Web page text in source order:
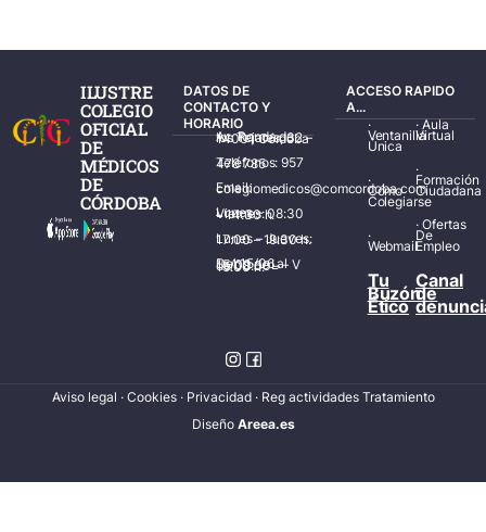
ILUSTRE
COLEGIO
OFICIAL
DE
MÉDICOS
DE
CÓRDOBA
DATOS DE
CONTACTO Y
HORARIO
Av. Ronda de los Tejares, 32 – 14001 Córdoba
Teléfonos: 957 478 785
Email: colegiomedicos@comcordoba.com
Lunes – Viernes: 08:30 – 14:30 h.
Lunes – Jueves: 17:00 – 19:30 h.
Del 15/06 al 15/09 de L – V de 08:00 – 15:00 h.
ACCESO RAPIDO
A...
·
Ventanilla
Única
·
Cómo
Colegiarse
·
Webmail
·Aula
Virtual
·
Formación
Ciudadana
·Ofertas
De
Empleo
Tu
Buzón
Ético
Canal
de
Aviso legal · Cookies· Privacidad · Reg actividades Tratamiento
Diseño Areea.es